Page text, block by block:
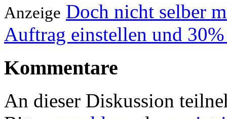
Anzeige Doch nicht selber
Auftrag einstellen und
Kommentare
An dieser Diskussion